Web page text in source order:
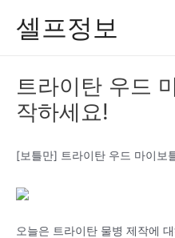
셀프정보
트라이탄 우드
작하세요!
[보틀만] 트라이탄 우드 마이
오늘은 트라이탄 물병 제작에